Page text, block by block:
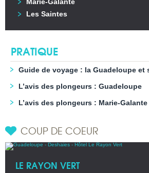
Les Saintes
PRATIQUE
Guide de voyage : la Guadeloupe et
L’avis des plongeurs : Guadeloupe
L’avis des plongeurs : Marie-Galante
COUP DE COEUR
LE RAYON VERT